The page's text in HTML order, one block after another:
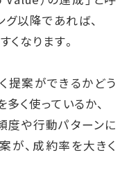
グ以降であれば、
なります。
提案ができるかどう
く使っているか、
度や行動パターンに
が、成約率を大きく